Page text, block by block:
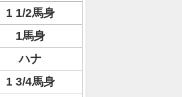
1 1/2馬身
1馬身
ハナ
1 3/4馬身